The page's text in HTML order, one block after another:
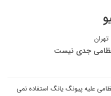
نظامی جدی نیست
نظامی علیه پیونگ یانگ استفاده نمی